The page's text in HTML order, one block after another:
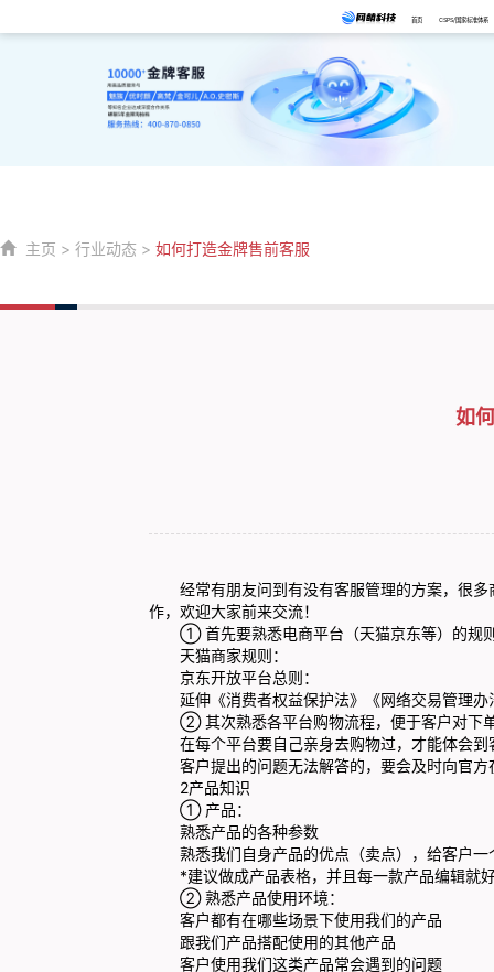
首页 CSPS/国家标准体系
主页 > 行业动态 > 如何打造金牌售前客服
如
经常有朋友问到有没有客服管理的方案，很多
作，欢迎大家前来交流！
① 首先要熟悉电商平台（天猫京东等）的规则
天猫商家规则：
京东开放平台总则：
延伸《消费者权益保护法》《网络交易管理办
② 其次熟悉各平台购物流程，便于客户对下单
在每个平台要自己亲身去购物过，才能体会到
客户提出的问题无法解答的，要会及时向官方
2产品知识
① 产品：
熟悉产品的各种参数
熟悉我们自身产品的优点（卖点），给客户一
*建议做成产品表格，并且每一款产品编辑就
② 熟悉产品使用环境：
客户都有在哪些场景下使用我们的产品
跟我们产品搭配使用的其他产品
客户使用我们这类产品常会遇到的问题